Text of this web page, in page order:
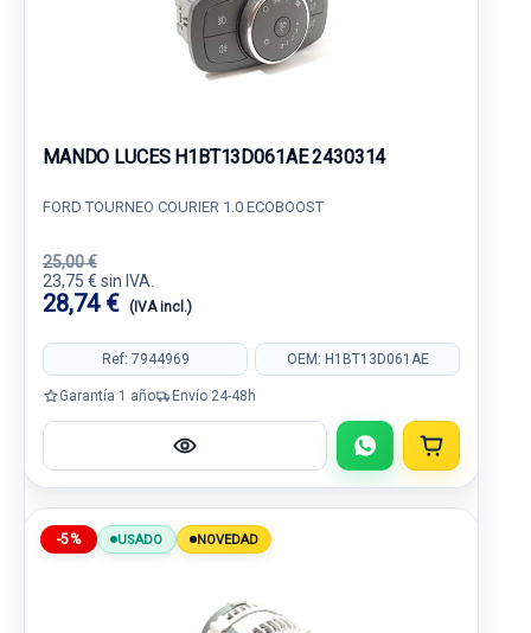
MANDO LUCES H1BT13D061AE 2430314
FORD TOURNEO COURIER 1.0 ECOBOOST
25,00 €
23,75 € sin IVA.
28,74 € (IVA incl.)
Ref: 7944969 OEM: H1BT13D061AE
Garantía 1 año Envío 24-48h
-5% USADO NOVEDAD